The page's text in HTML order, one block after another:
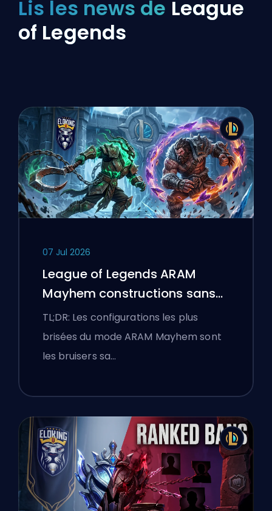
Lis les news de League
of Legends
07 Jul 2026
League of Legends ARAM
Mayhem constructions sans
bottes
TL;DR: Les configurations les plus
brisées du mode ARAM Mayhem sont
les bruisers sa…